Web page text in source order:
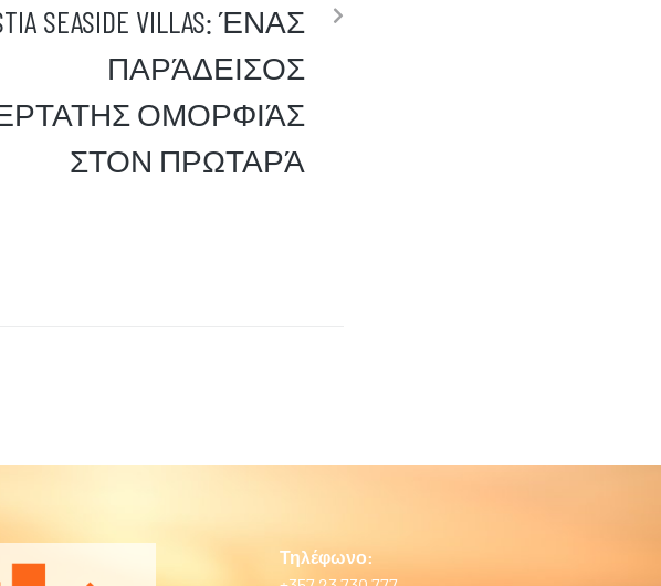
SEASIDE VILLAS: ΈΝΑΣ
ΠΑΡΆΔΕΙΣΟΣ
ΟΜΟΡΦΙΆΣ
ΣΤΟΝ ΠΡΩΤΑΡΆ
Τηλέφωνο: